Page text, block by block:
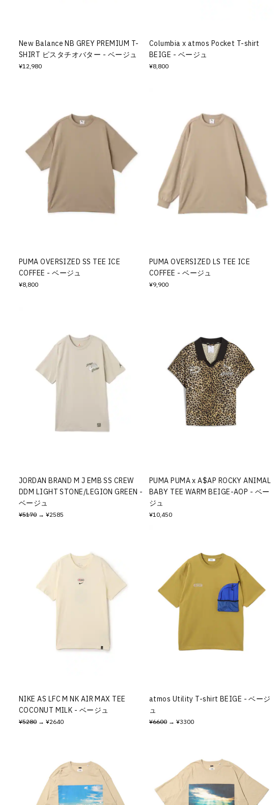
New Balance NB GREY PREMIUM T-
SHIRT ピスタチオバター - ベージュ
¥12,980
Columbia x atmos Pocket T-shirt
BEIGE - ベージュ
¥8,800
PUMA OVERSIZED SS TEE ICE
COFFEE - ベージュ
¥8,800
PUMA OVERSIZED LS TEE ICE
COFFEE - ベージュ
¥9,900
JORDAN BRAND M J EMB SS CREW
DDM LIGHT STONE/LEGION GREEN -
ベージュ
¥5170 → ¥2585
PUMA PUMA x A$AP ROCKY ANIMAL
BABY TEE WARM BEIGE-AOP - ベー
ジュ
¥10,450
NIKE AS LFC M NK AIR MAX TEE
COCONUT MILK - ベージュ
¥5280 → ¥2640
atmos Utility T-shirt BEIGE - ベージ
ュ
¥6600 → ¥3300